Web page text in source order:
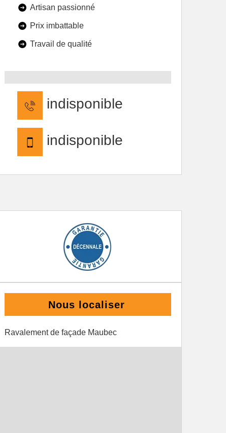
Artisan passionné
Prix imbattable
Travail de qualité
indisponible
indisponible
Nous localiser
Ravalement de façade Maubec